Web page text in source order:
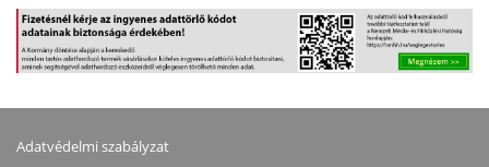
Adatvédelmi szabályzat